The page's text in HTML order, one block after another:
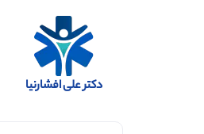
دکتر علی افشارنیا